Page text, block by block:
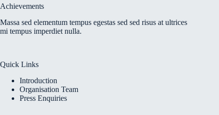
Achievements
Massa sed elementum tempus egestas sed sed risus at ultrices
mi tempus imperdiet nulla.
Quick Links
Introduction
Organisation Team
Press Enquiries